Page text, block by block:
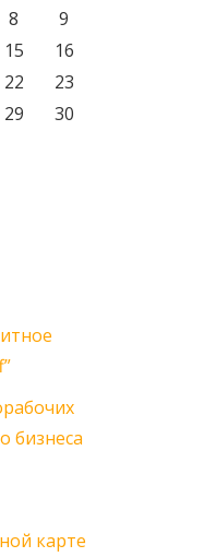
8
9
15
16
22
23
29
30
бизнеса
карте